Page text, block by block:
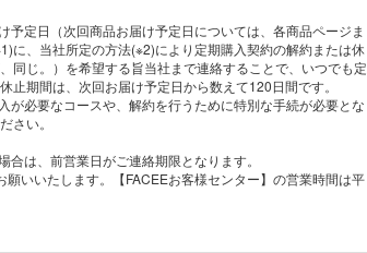
定日（次回商品お届け予定日については、各商品ページま
に、当社所定の方法(※2)により定期購入契約の解約または休
同じ。）を希望する旨当社まで連絡することで、いつでも定
期間は、次回お届け予定日から数えて120日間です。
必要なコースや、解約を行うために特別な手続が必要とな
さい。
は、前営業日がご連絡期限となります。
いいたします。【FACEEお客様センター】の営業時間は平